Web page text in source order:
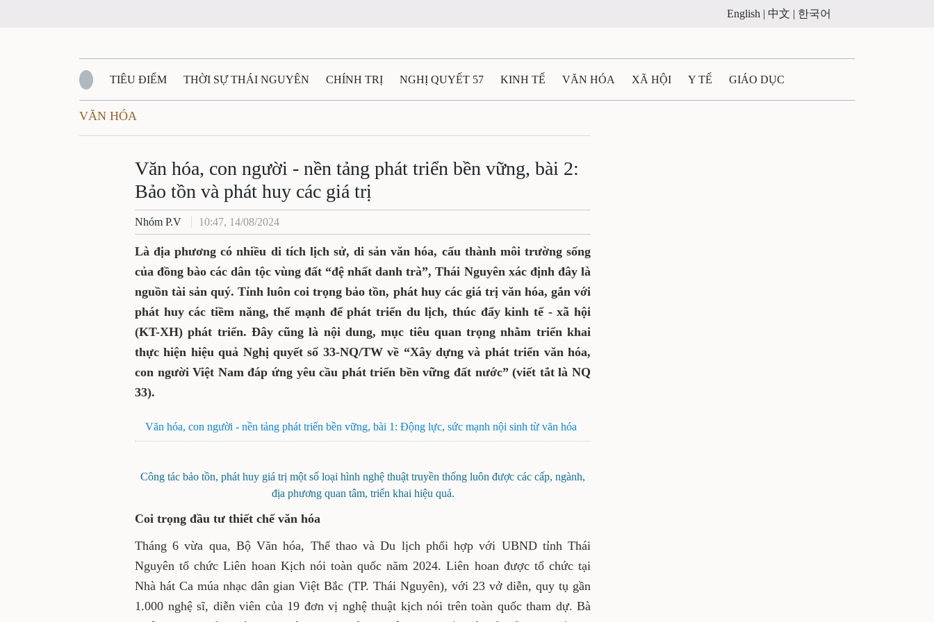
English | 中文 | 한국어
TIÊU ĐIỂM THỜI SỰ THÁI NGUYÊN CHÍNH TRỊ NGHỊ QUYẾT 57 KINH TẾ VĂN HÓA XÃ HỘI Y TẾ GIÁO DỤC
QUỐC PHÒNG - AN NINH
QUÊ HƯƠNG - ĐẤT NƯỚC QUỐC TẾ TÀI NGUYÊN - MÔI TRƯỜNG THỂ THAO THÔNG TIN - QUẢNG CÁO
VĂN BẢN, CHÍNH SÁCH MỚI VĂN NGHỆ THÁI NGUYÊN
VĂN HÓA
Văn hóa, con người - nền tảng phát triển bền vững, bài 2:
Bảo tồn và phát huy các giá trị
Nhóm P.V 10:47, 14/08/2024
Là địa phương có nhiều di tích lịch sử, di sản văn hóa, cấu thành môi trường sống
của đồng bào các dân tộc vùng đất “đệ nhất danh trà”, Thái Nguyên xác định đây là
nguồn tài sản quý. Tỉnh luôn coi trọng bảo tồn, phát huy các giá trị văn hóa, gắn với
phát huy các tiềm năng, thế mạnh để phát triển du lịch, thúc đẩy kinh tế - xã hội
(KT-XH) phát triển. Đây cũng là nội dung, mục tiêu quan trọng nhằm triển khai
thực hiện hiệu quả Nghị quyết số 33-NQ/TW về “Xây dựng và phát triển văn hóa,
con người Việt Nam đáp ứng yêu cầu phát triển bền vững đất nước” (viết tắt là NQ
33).
Văn hóa, con người - nền tảng phát triển bền vững, bài 1: Động lực, sức mạnh nội sinh từ văn hóa
Công tác bảo tồn, phát huy giá trị một số loại hình nghệ thuật truyền thống luôn được các cấp, ngành,
địa phương quan tâm, triển khai hiệu quả.
Coi trọng đầu tư thiết chế văn hóa
Tháng 6 vừa qua, Bộ Văn hóa, Thể thao và Du lịch phối hợp với UBND tỉnh Thái
Nguyên tổ chức Liên hoan Kịch nói toàn quốc năm 2024. Liên hoan được tổ chức tại
Nhà hát Ca múa nhạc dân gian Việt Bắc (TP. Thái Nguyên), với 23 vở diễn, quy tụ gần
1.000 nghệ sĩ, diễn viên của 19 đơn vị nghệ thuật kịch nói trên toàn quốc tham dự. Bà